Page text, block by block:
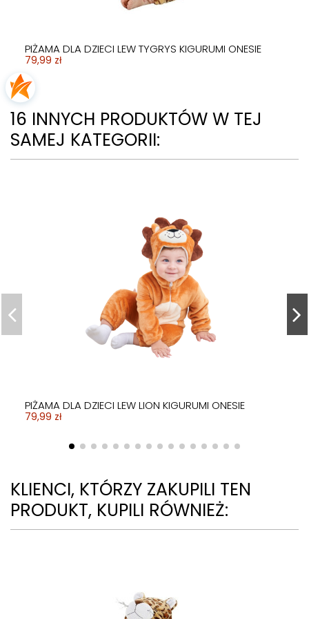
PIŻAMA DLA DZIECI LEW TYGRYS KIGURUMI ONESIE
79,99 zł
16 INNYCH PRODUKTÓW W TEJ
SAMEJ KATEGORII:
PIŻAMA DLA DZIECI LEW LION KIGURUMI ONESIE
79,99 zł
KLIENCI, KTÓRZY ZAKUPILI TEN
PRODUKT, KUPILI RÓWNIEŻ: